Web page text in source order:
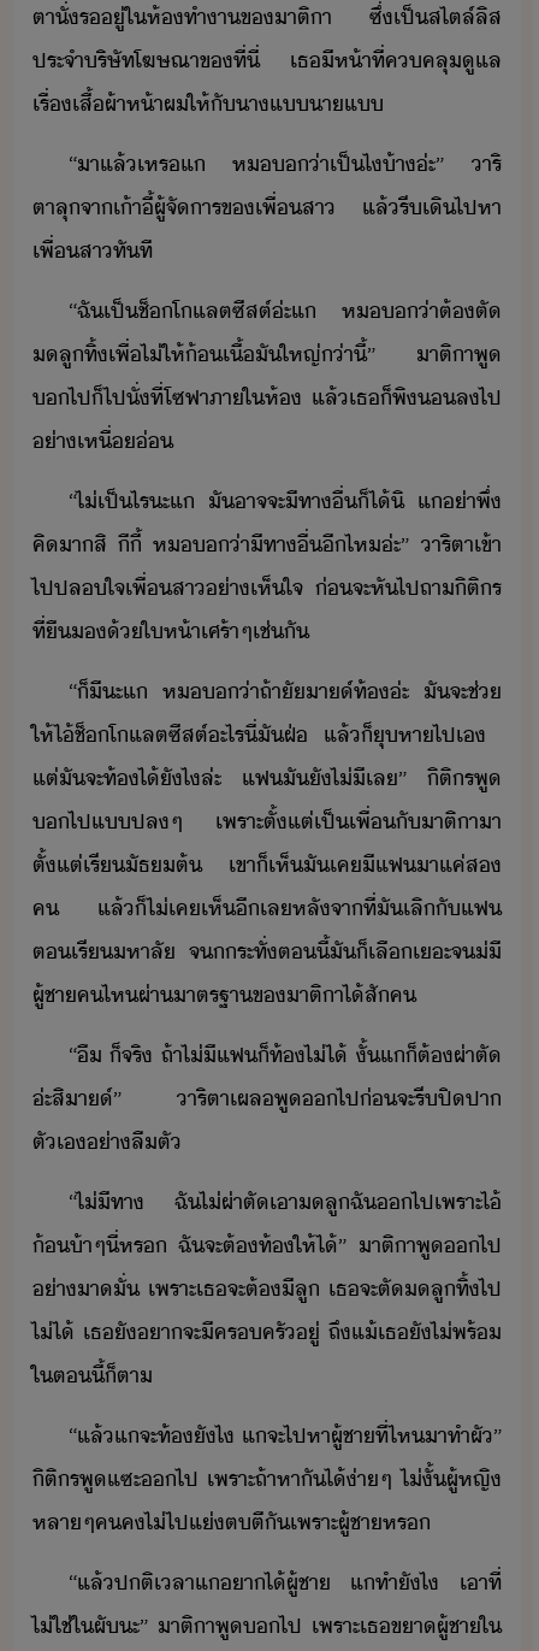
ตาั​่​ร​ู่​ใ​ห้ทำา​ข​าติ​า​ ​ซึ่​เป็​สไตล์​ลิส​
ประจำ​ริษัท​โฆษณา​ข​ที่ี่​ ​เธ​ีห้า​ที่​ค​คลุ​ูแล​
เรื่​เสื้ผ้า​ห้า​ผ​ให้​ั​าแ​าแ
“​า​แล้​เหร​แ​ ​ห​​่า​เป็​ไ​้า​่ะ​”​ ​าริ​
ตาลุ​จา​เ้าี้​ผู้จัาร​ข​เพื่​สา​ ​แล้​รี​เิ​ไปหา​
เพื่​สา​ทัที
“​ฉั​เป็​ช็โแลต​ซีสต์​่ะ​แ​ ​ห​​่า​ต้​ตั​
ลู​ทิ้​เพื่​ไ่​ให้​้​เื้​ั​ใหญ่​่าี​้​”​ ​าติ​า​พู​
​ไป​็​ไป​ั่​ที่​โซฟา​ภาใ​ห้​ ​แล้​เธ​็​พิ​ล​ไป​
่า​เหื่่
“​ไ่เป็ไร​ะ​แ​ ​ั​าจจะ​ีทา​ื่​็ไ้​ิ​ ​แ​่า​พึ่​
คิา​สิ​ ​ี​ี้​ ​ห​​่า​ีทา​ื่​ี​ไห​่ะ​”​ ​าริ​ตาเข​้า​
ไป​ปลใจ​เพื่​สา​่า​เห็ใจ​ ​่​จะ​หัไป​ถา​ิติร​
ที่​ื​​้​ให้า​เศร้า​ๆ​เช่ั
“​็​ีะ​แ​ ​ห​​่า​ถ้าั​า​​์​ท้​่ะ​ ​ั​จะ​ช่​
ให้​ไ้​ช็โแลต​ซีสต์​ะไร​ี่​ั​ฝ่​ ​แล้็​ุ​หา​ไป​เ​ ​
แต่​ั​จะ​ท้​ไ้​ัไ​ล่ะ​ ​แฟ​ั​ั​ไ่ี​เล​”​ ​ิติร​พู​
​ไป​แ​ปล​ๆ​ ​เพราะ​ตั้แต่​เป็เพื่​ั​าติ​าา​
ตั้แต่​เรี​ัธต้​ ​เขา​็​เห็​ั​เค​ี​แฟ​า​แค่​ส​
ค​ ​แล้็​ไ่เค​เห็​ี​เล​หลัจาที่​ั​เลิ​ั​แฟ​
ต​เรี​หาลั​ ​จ​​ระ​ทั่​ตี้​ั​็​เลื​เะ​จ​่​ี​
ผู้ชา​ค​ไห​ผ่า​าตรฐา​ข​าติ​า​ไ้​สั​ค
“​ื​ ​็​จริ​ ​ถ้า​ไ่ี​แฟ​็​ท้​ไ่ไ้​ ​ั้​แ​็​ต้​ผ่าตั​
่ะ​สิา​​์​”​ ​าริ​ตา​เผล​พู​​ไป​่​จะ​รี​ปิปา​
ตัเ​่าลืตั
“​ไ่ีทา​ ​ฉั​ไ่​ผ่าตั​เา​ลู​ฉั​​ไป​เพราะ​ไ้​
้​้า​ๆ​ี่​หร​ ​ฉั​จะ​ต้​ท้​ให้​ไ้​”​ ​าติ​า​พู​​ไป​
่า​าั่​ ​เพราะ​เธ​จะ​ต้​ีลู​ ​เธ​จะ​ตั​ลู​ทิ้​ไป​
ไ่ไ้​ ​เธ​ั​า​จะ​ีครครั​ู่​ ​ถึแ้​เธ​ั​ไ่​พร้​
ใ​ตี้​็ตา
“​แล้​แ​จะ​ท้​ัไ​ ​แ​จะ​ไปหา​ผู้ชา​ที่ไห​าทำ​ผั​”​
​ิติร​พู​แซะ​​ไป​ ​เพราะ​ถ้าหาั​ไ้​่าๆ​ ​ไ่ั้​ผู้หญิ​
หลา​ๆ​ค​ค​ไ่​ไป​แ่​ต​ตี​ั​เพราะ​ผู้ชา​หร
“​แล้​ปติ​เลา​แ​าไ้​ผู้ชา​ ​แ​ทำ​ัไ​ ​เา​ที่​
ไ่ใช่​ใ​ผั​ะ​”​ ​าติ​า​พู​​ไป​ ​เพราะ​เธ​ขา​ผู้ชา​ใ​